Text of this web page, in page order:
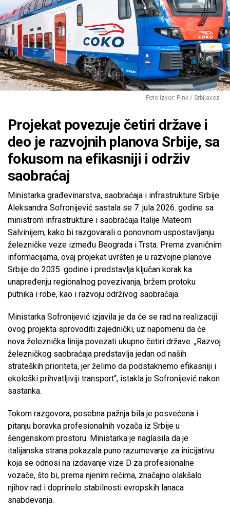
Foto Izvor: Pink / Srbijavoz
Projekat povezuje četiri države i
deo je razvojnih planova Srbije, sa
fokusom na efikasniji i održiv
saobraćaj
Ministarka građevinarstva, saobraćaja i infrastrukture Srbije
Aleksandra Sofronijević sastala se 7. jula 2026. godine sa
ministrom infrastrukture i saobraćaja Italije Mateom
Salvinijem, kako bi razgovarali o ponovnom uspostavljanju
železničke veze između Beograda i Trsta. Prema zvaničnim
informacijama, ovaj projekat uvršten je u razvojne planove
Srbije do 2035. godine i predstavlja ključan korak ka
unapređenju regionalnog povezivanja, bržem protoku
putnika i robe, kao i razvoju održivog saobraćaja.
Ministarka Sofronijević izjavila je da će se rad na realizaciji
ovog projekta sprovoditi zajednički, uz napomenu da će
nova železnička linija povezati ukupno četiri države. „Razvoj
železničkog saobraćaja predstavlja jedan od naših
strateških prioriteta, jer želimo da podstaknemo efikasniji i
ekološki prihvatljiviji transport“, istakla je Sofronijević nakon
sastanka.
Tokom razgovora, posebna pažnja bila je posvećena i
pitanju boravka profesionalnih vozača iz Srbije u
šengenskom prostoru. Ministarka je naglasila da je
italijanska strana pokazala puno razumevanje za inicijativu
koja se odnosi na izdavanje vize D za profesionalne
vozače, što bi, prema njenim rečima, značajno olakšalo
njihov rad i doprinelo stabilnosti evropskih lanaca
snabdevanja.